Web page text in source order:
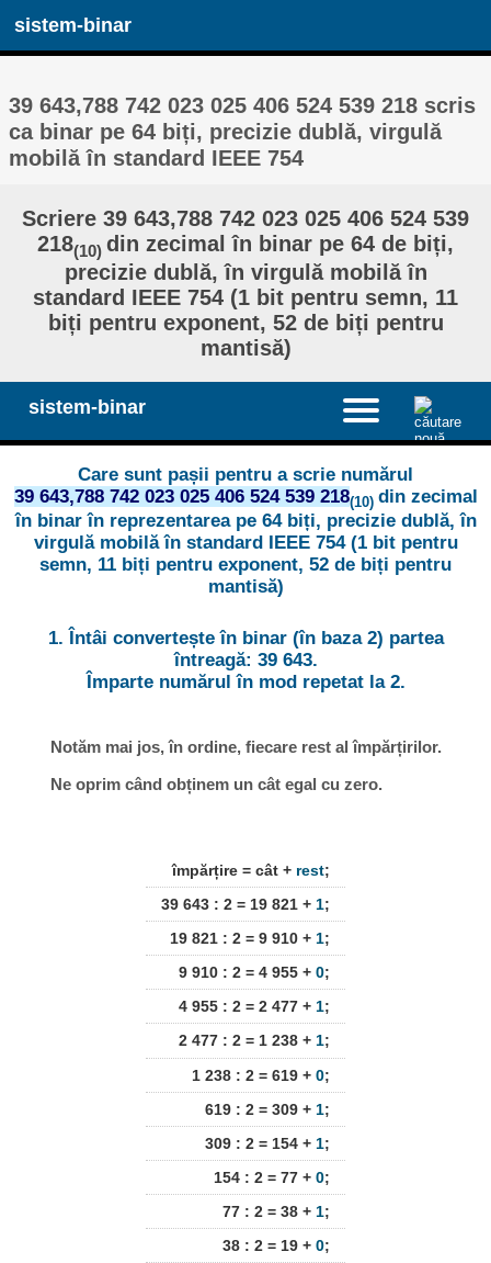
sistem-binar
39 643,788 742 023 025 406 524 539 218 scris
ca binar pe 64 biți, precizie dublă, virgulă
mobilă în standard IEEE 754
Scriere 39 643,788 742 023 025 406 524 539
218(10) din zecimal în binar pe 64 de biți,
precizie dublă, în virgulă mobilă în
standard IEEE 754 (1 bit pentru semn, 11
biți pentru exponent, 52 de biți pentru
mantisă)
sistem-binar
Care sunt pașii pentru a scrie numărul
39 643,788 742 023 025 406 524 539 218(10) din zecimal
în binar în reprezentarea pe 64 biți, precizie dublă, în
virgulă mobilă în standard IEEE 754 (1 bit pentru
semn, 11 biți pentru exponent, 52 de biți pentru
mantisă)
1. Întâi convertește în binar (în baza 2) partea
întreagă: 39 643.
Împarte numărul în mod repetat la 2.
Notăm mai jos, în ordine, fiecare rest al împărțirilor.
Ne oprim când obținem un cât egal cu zero.
împărțire = cât + rest;
39 643 : 2 = 19 821 + 1;
19 821 : 2 = 9 910 + 1;
9 910 : 2 = 4 955 + 0;
4 955 : 2 = 2 477 + 1;
2 477 : 2 = 1 238 + 1;
1 238 : 2 = 619 + 0;
619 : 2 = 309 + 1;
309 : 2 = 154 + 1;
154 : 2 = 77 + 0;
77 : 2 = 38 + 1;
38 : 2 = 19 + 0;